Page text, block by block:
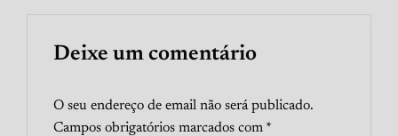
Deixe um comentário
O seu endereço de email não será publicado.
Campos obrigatórios marcados com *